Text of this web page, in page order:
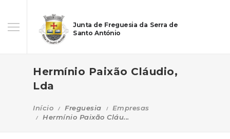
Junta de Freguesia da Serra de
Santo António
Hermínio Paixão Cláudio,
Lda
Início Freguesia
Empresas
Hermínio Paixão Cláu...